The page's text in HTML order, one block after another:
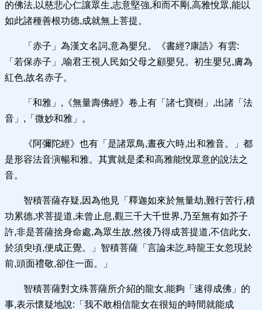
的佛法,以慈悲心仁讓眾生,志意堅強,和而不剛,高雅悅眾,能以
如此諸種善根功德,成就無上菩提。
「赤子」為漢文名詞,意為嬰兒。《書經?康誥》有雲:
「若保赤子」,喻君王視人民如父母之顧嬰兒。初生嬰兒,膚為
紅色,故名赤子。
「和雅」,《無量壽佛經》卷上有「諸七寶樹」,出諸「法
音」,「微妙和雅」。
《阿彌陀經》也有「是諸眾鳥,晝夜六時,出和雅音。」都
是形容法音演暢和雅。其實就是柔和高雅能悅眾意的說法之
音。
智積菩薩存疑,因為他見「釋迦如來於無量劫,難行苦行,積
功累德,求菩提道,未曾止息,觀三千大千世界,乃至無有如芥子
許,非是菩薩捨身命處,為眾生故,然後乃得成菩提道,不信此女,
於須臾頃,便成正覺。」智積菩薩「言論未訖,時龍王女忽現於
前,頭面禮敬,卻住一面。」
智積菩薩對文殊菩薩所介紹的龍女,能夠「速得成佛」的
事,表示懷疑地說:「我不敢相信龍女在很短的時間就能成